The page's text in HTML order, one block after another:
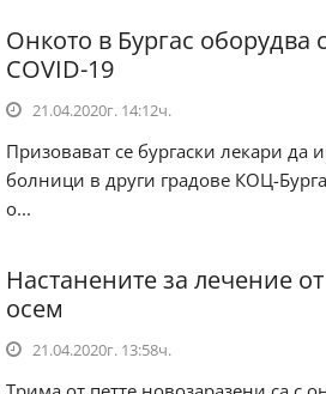
Онкото в Бургас оборудва
COVID-19
21.04.2020г. 14:12ч.
Призовават се бургаски лекари
болници в други градове КОЦ-
о...
Настанените за лечение
осем
21.04.2020г. 13:58ч.